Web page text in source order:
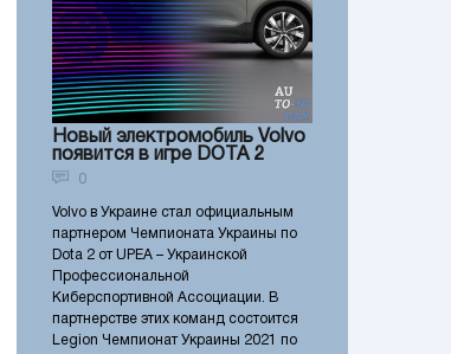
Новый электромобиль Volvo
появится в игре DOTA 2
0
Volvo в Украине стал официальным
партнером Чемпионата Украины по
Dota 2 от UPEA – Украинской
Профессиональной
Киберспортивной Ассоциации. В
партнерстве этих команд состоится
Legion Чемпионат Украины 2021 по